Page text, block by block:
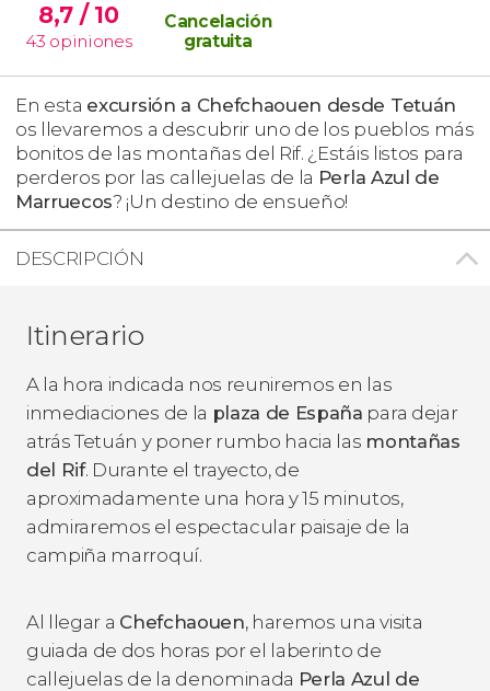
8,7 / 10
43 opiniones
Cancelación
gratuita
En esta excursión a Chefchaouen desde Tetuán
os llevaremos a descubrir uno de los pueblos más
bonitos de las montañas del Rif. ¿Estáis listos para
perderos por las callejuelas de la Perla Azul de
Marruecos? ¡Un destino de ensueño!
DESCRIPCIÓN
Itinerario
A la hora indicada nos reuniremos en las
inmediaciones de la plaza de España para dejar
atrás Tetuán y poner rumbo hacia las montañas
del Rif. Durante el trayecto, de
aproximadamente una hora y 15 minutos,
admiraremos el espectacular paisaje de la
campiña marroquí.
Al llegar a Chefchaouen, haremos una visita
guiada de dos horas por el laberinto de
callejuelas de la denominada Perla Azul de